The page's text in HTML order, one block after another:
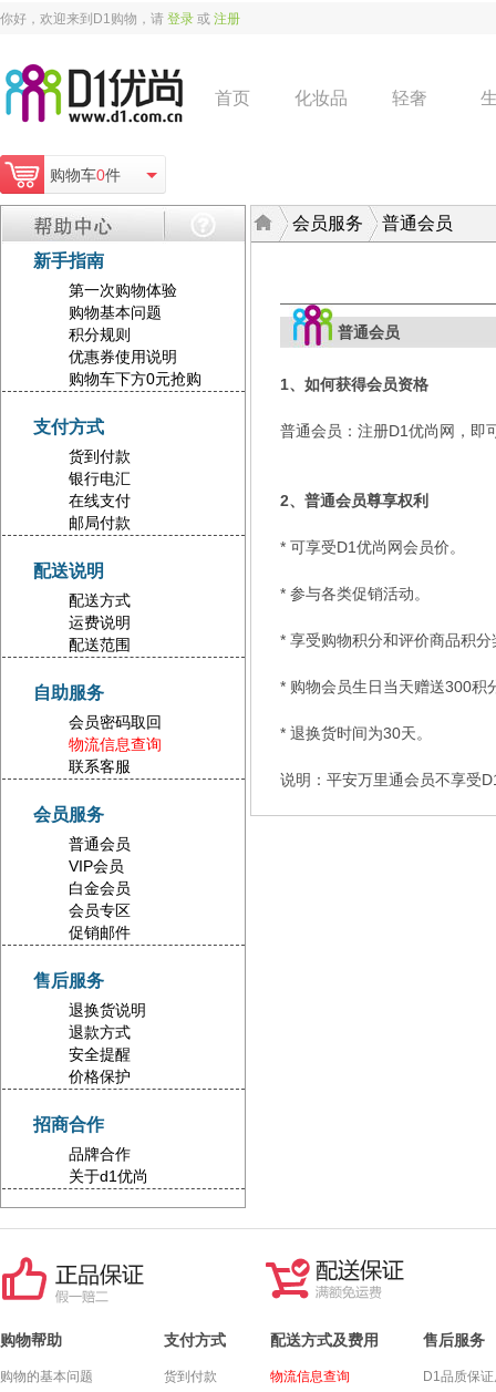
你好，欢迎来到D1购物，请 登录 或 注册
首页 化妆品 轻奢
购物车0件
新手指南
第一次购物体验
购物基本问题
积分规则
优惠券使用说明
购物车下方0元抢购
支付方式
货到付款
银行电汇
在线支付
邮局付款
配送说明
配送方式
运费说明
配送范围
自助服务
会员密码取回
物流信息查询
联系客服
会员服务
普通会员
VIP会员
白金会员
会员专区
促销邮件
售后服务
退换货说明
退款方式
安全提醒
价格保护
招商合作
品牌合作
关于d1优尚
会员服务 普通会员
普通会员
1、如何获得会员资格
普通会员：注册D1优尚网，即
2、普通会员尊享权利
* 可享受D1优尚网会员价。
* 参与各类促销活动。
* 享受购物积分和评价商品积分
* 购物会员生日当天赠送300积
* 退换货时间为30天。
说明：平安万里通会员不享受
购物帮助
购物的基本问题
支付方式
货到付款
配送方式及费用
物流信息查询
售后服务
D1品质保